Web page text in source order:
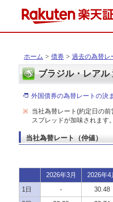
ホーム > 債券 > 過去の為替レ
ブラジル・レアル
外国債券の為替レートの決
※ 当社為替レート(約定日の
スプレッドが加味されます
当社為替レート（仲値）
2026年3月 2026年4
1日
- 30.48